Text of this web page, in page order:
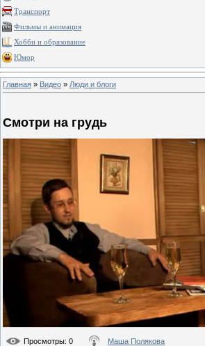
Транспорт
Фильмы и анимация
Хобби и образование
Юмор
Главная » Видео » Люди и блоги
Смотри на грудь
Просмотры: 0 Маша Полякова